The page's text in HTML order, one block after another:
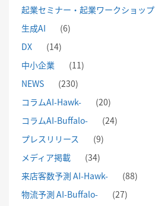
起業セミナー・起業ワークショップ
生成AI
(6)
DX
(14)
中小企業
(11)
NEWS
(230)
コラムAI-Hawk-
(20)
コラムAI-Buffalo-
(24)
プレスリリース
(9)
メディア掲載
(34)
来店客数予測 AI-Hawk-
(88)
物流予測 AI-Buffalo-
(27)